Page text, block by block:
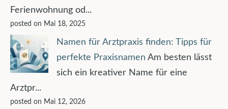
Ferienwohnung od...
posted on Mai 18, 2025
Namen für Arztpraxis finden: Tipps für
perfekte Praxisnamen Am besten lässt
sich ein kreativer Name für eine
Arztpr...
posted on Mai 12, 2026